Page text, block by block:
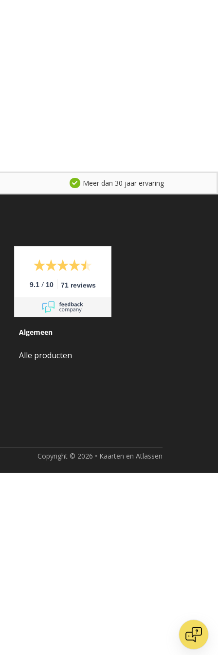
Meer dan 30 jaar ervaring
9.1 / 10 71 reviews
Algemeen
Alle producten
Copyright © 2026 • Kaarten en Atlassen